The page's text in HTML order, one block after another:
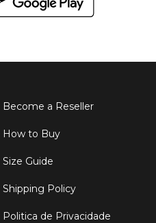
Become a Reseller
How to Buy
Size Guide
Shipping Policy
Politica de Privacidade